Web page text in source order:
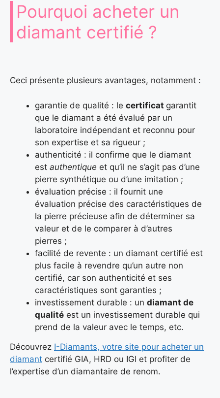
Pourquoi acheter un
diamant certifié ?
Ceci présente plusieurs avantages, notamment :
garantie de qualité : le certificat garantit
que le diamant a été évalué par un
laboratoire indépendant et reconnu pour
son expertise et sa rigueur ;
authenticité : il confirme que le diamant
est authentique et qu’il ne s’agit pas d’une
pierre synthétique ou d’une imitation ;
évaluation précise : il fournit une
évaluation précise des caractéristiques de
la pierre précieuse afin de déterminer sa
valeur et de le comparer à d’autres
pierres ;
facilité de revente : un diamant certifié est
plus facile à revendre qu’un autre non
certifié, car son authenticité et ses
caractéristiques sont garanties ;
investissement durable : un diamant de
qualité est un investissement durable qui
prend de la valeur avec le temps, etc.
Découvrez I-Diamants, votre site pour acheter un
diamant certifié GIA, HRD ou IGI et profiter de
l’expertise d’un diamantaire de renom.